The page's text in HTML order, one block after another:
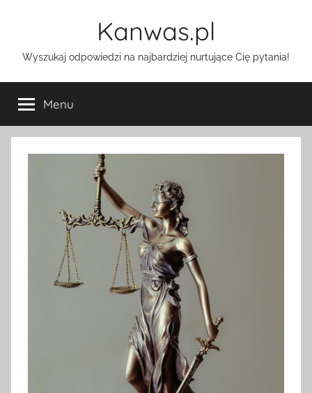
Kanwas.pl
Wyszukaj odpowiedzi na najbardziej nurtujące Cię pytania!
Menu